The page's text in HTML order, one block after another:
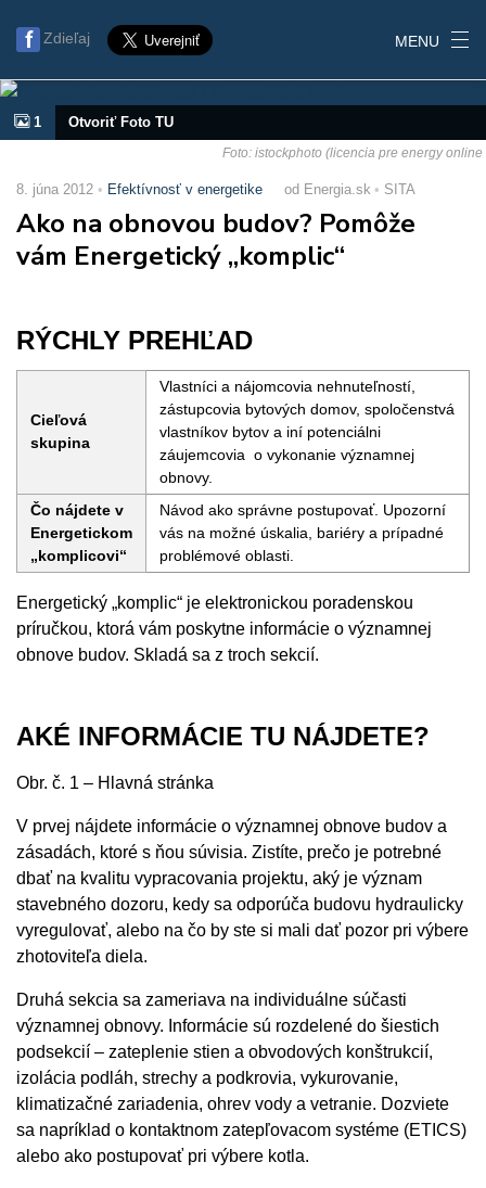
Zdieľaj MENU
1 Otvoriť Foto TU
Foto: istockphoto (licencia pre energy online
8. júna 2012 Efektívnosť v energetike od Energia.sk SITA
Ako na obnovou budov? Pomôže
vám Energetický „komplic“
RÝCHLY PREHĽAD
Cieľová
skupina
Vlastníci a nájomcovia nehnuteľností,
zástupcovia bytových domov, spoločenstvá
vlastníkov bytov a iní potenciálni
záujemcovia o vykonanie významnej
obnovy.
Čo nájdete v
Energetickom
„komplicovi“
Návod ako správne postupovať. Upozorní
vás na možné úskalia, bariéry a prípadné
problémové oblasti.
Energetický „komplic“ je elektronickou poradenskou
príručkou, ktorá vám poskytne informácie o významnej
obnove budov. Skladá sa z troch sekcií.
AKÉ INFORMÁCIE TU NÁJDETE?
Obr. č. 1 – Hlavná stránka
V prvej nájdete informácie o významnej obnove budov a
zásadách, ktoré s ňou súvisia. Zistíte, prečo je potrebné
dbať na kvalitu vypracovania projektu, aký je význam
stavebného dozoru, kedy sa odporúča budovu hydraulicky
vyregulovať, alebo na čo by ste si mali dať pozor pri výbere
zhotoviteľa diela.
Druhá sekcia sa zameriava na individuálne súčasti
významnej obnovy. Informácie sú rozdelené do šiestich
podsekcií – zateplenie stien a obvodových konštrukcií,
izolácia podláh, strechy a podkrovia, vykurovanie,
klimatizačné zariadenia, ohrev vody a vetranie. Dozviete
sa napríklad o kontaktnom zatepľovacom systéme (ETICS)
alebo ako postupovať pri výbere kotla.